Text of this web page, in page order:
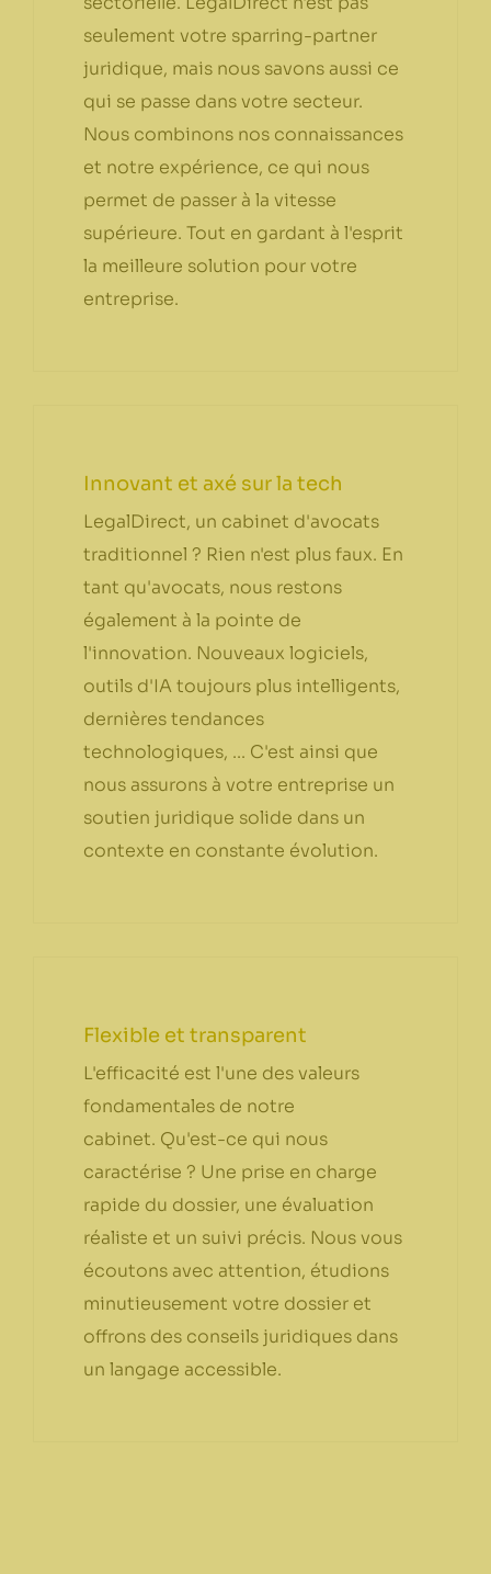
seulement votre sparring-partner
juridique, mais nous savons aussi ce
qui se passe dans votre secteur.
Nous combinons nos connaissances
et notre expérience, ce qui nous
permet de passer à la vitesse
supérieure. Tout en gardant à l'esprit
la meilleure solution pour votre
entreprise.
Innovant et axé sur la tech
LegalDirect, un cabinet d'avocats
traditionnel ? Rien n'est plus faux. En
tant qu'avocats, nous restons
également à la pointe de
l'innovation. Nouveaux logiciels,
outils d'IA toujours plus intelligents,
dernières tendances
technologiques, ... C'est ainsi que
nous assurons à votre entreprise un
soutien juridique solide dans un
contexte en constante évolution.
Flexible et transparent
L'efficacité est l'une des valeurs
fondamentales de notre
cabinet. Qu'est-ce qui nous
caractérise ? Une prise en charge
rapide du dossier, une évaluation
réaliste et un suivi précis. Nous vous
écoutons avec attention, étudions
minutieusement votre dossier et
offrons des conseils juridiques dans
un langage accessible.